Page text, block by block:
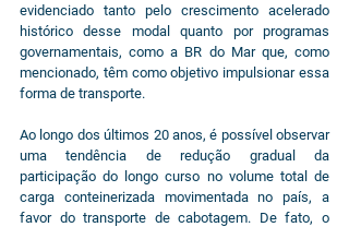
evidenciado tanto pelo crescimento acelerado
histórico desse modal quanto por programas
governamentais, como a BR do Mar que, como
mencionado, têm como objetivo impulsionar essa
forma de transporte.
Ao longo dos últimos 20 anos, é possível observar
uma tendência de redução gradual da
participação do longo curso no volume total de
carga conteinerizada movimentada no país, a
favor do transporte de cabotagem. De fato, o